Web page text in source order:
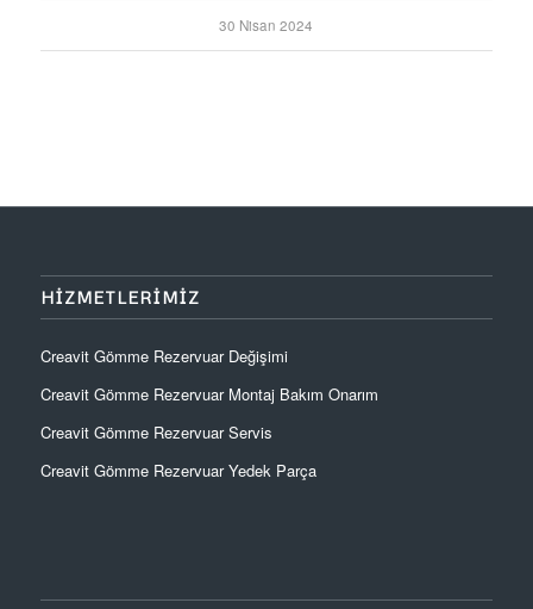
30 Nisan 2024
HIZMETLERIMIZ
Creavit Gömme Rezervuar Değişimi
Creavit Gömme Rezervuar Montaj Bakım Onarım
Creavit Gömme Rezervuar Servis
Creavit Gömme Rezervuar Yedek Parça